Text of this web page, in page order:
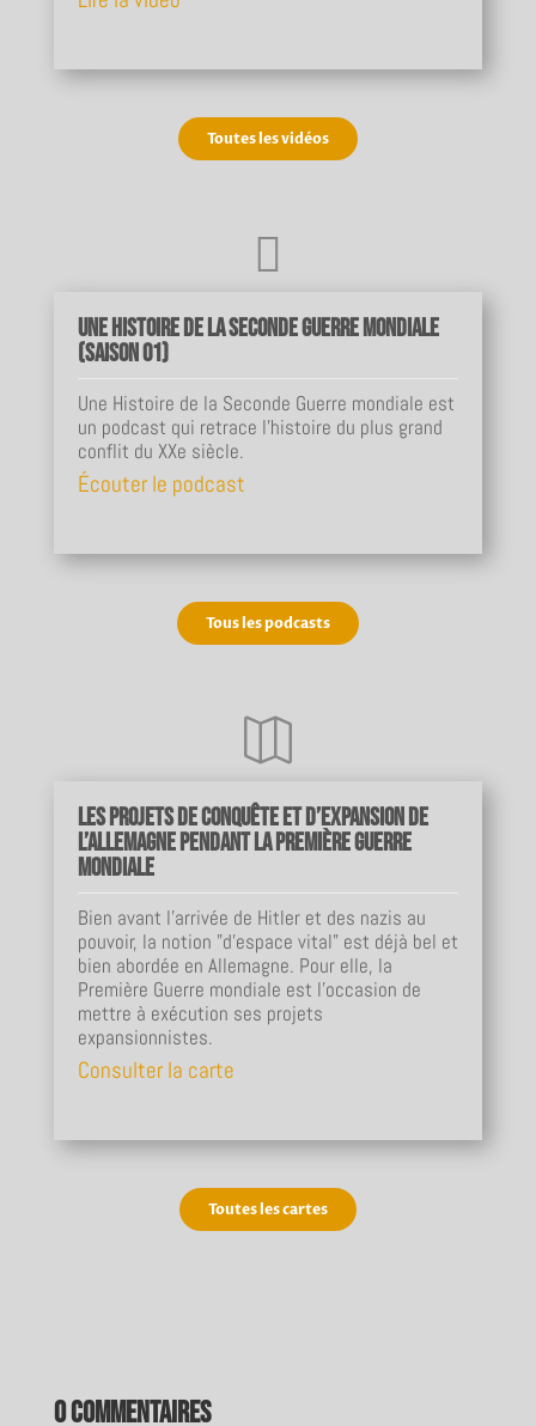
Toutes les vidéos

Une Histoire de la Seconde Guerre mondiale
(Saison 01)
Une Histoire de la Seconde Guerre mondiale est
un podcast qui retrace l'histoire du plus grand
conflit du XXe siècle.
Écouter le podcast
Tous les podcasts

Les projets de conquête et d’expansion de
l’Allemagne pendant la Première Guerre
mondiale
Bien avant l’arrivée de Hitler et des nazis au
pouvoir, la notion "d’espace vital" est déjà bel et
bien abordée en Allemagne. Pour elle, la
Première Guerre mondiale est l’occasion de
mettre à exécution ses projets
expansionnistes.
Consulter la carte
Toutes les cartes
0 commentaires